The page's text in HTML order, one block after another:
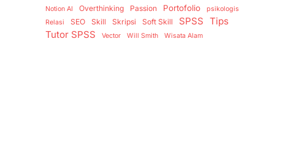
Notion AI Overthinking Passion Portofolio
psikologis
Relasi
SEO Skill Skripsi Soft Skill SPSS Tips
Tutor SPSS
Vector Will Smith Wisata Alam